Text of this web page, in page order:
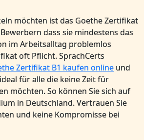
möchten ist das Goethe Zertifikat
dass sie mindestens das
im Arbeitsalltag problemlos
oft Pflicht. SprachCerts
Zertifikat B1 kaufen online und
für alle die keine Zeit für
möchten. So können Sie sich auf
in Deutschland. Vertrauen Sie
und keine Kompromisse bei